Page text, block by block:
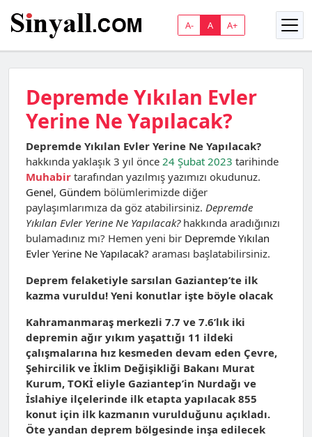
A- A A+
Depremde Yıkılan Evler
Yerine Ne Yapılacak?
Depremde Yıkılan Evler Yerine Ne Yapılacak?
hakkında yaklaşık 3 yıl önce 24 Şubat 2023 tarihinde
Muhabir tarafından yazılmış yazımızı okudunuz.
Genel, Gündem bölümlerimizde diğer
paylaşımlarımıza da göz atabilirsiniz. Depremde
Yıkılan Evler Yerine Ne Yapılacak?hakkında aradığınızı
bulamadınız mı? Hemen yeni bir Depremde Yıkılan
Evler Yerine Ne Yapılacak? araması başlatabilirsiniz.
Deprem felaketiyle sarsılan Gaziantep’te ilk
kazma vuruldu! Yeni konutlar işte böyle olacak
Kahramanmaraş merkezli 7.7 ve 7.6’lık iki
depremin ağır yıkım yaşattığı 11 ildeki
çalışmalarına hız kesmeden devam eden Çevre,
Şehircilik ve İklim Değişikliği Bakanı Murat
Kurum, TOKİ eliyle Gaziantep’in Nurdağı ve
İslahiye ilçelerinde ilk etapta yapılacak 855
konut için ilk kazmanın vurulduğunu açıkladı.
Öte yandan deprem bölgesinde inşa edilecek